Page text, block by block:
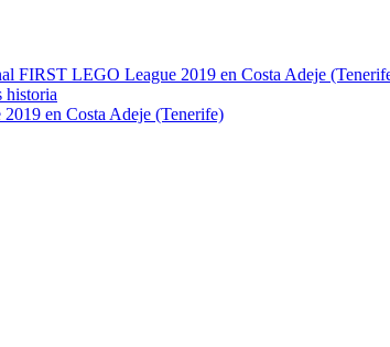
FIRST LEGO League 2019 en Costa Adeje
en Costa Adeje (Tenerife)